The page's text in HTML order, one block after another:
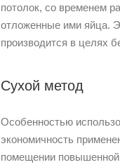
потолок, со временем
отложенные ими яйца.
производится в целях
Сухой метод
Особенностью
экономичность
помещении повышенной